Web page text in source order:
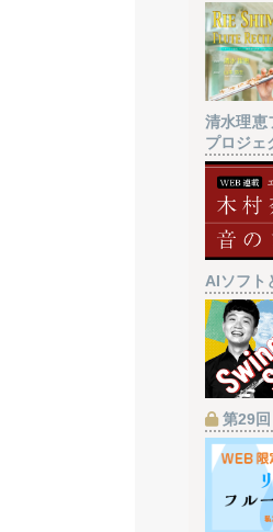
清水理恵
プロジェ
AIソフト
第29